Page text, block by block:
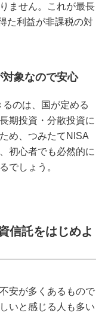
ません。これが最長
た利益が非課税の対
象なので安心
のは、国が定める
期投資・分散投資に
め、つみたてNISA
初心者でも必然的に
でしょう。
信託をはじめよ
安が多くあるもので
いと感じる人も多い